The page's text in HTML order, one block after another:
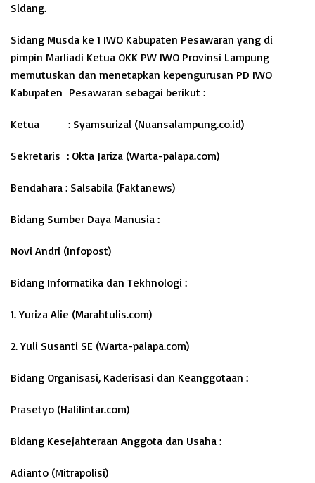
Sidang.
Sidang Musda ke 1 IWO Kabupaten Pesawaran yang di
pimpin Marliadi Ketua OKK PW IWO Provinsi Lampung
memutuskan dan menetapkan kepengurusan PD IWO
Kabupaten Pesawaran sebagai berikut :
Ketua : Syamsurizal (Nuansalampung.co.id)
Sekretaris : Okta Jariza (Warta-palapa.com)
Bendahara : Salsabila (Faktanews)
Bidang Sumber Daya Manusia :
Novi Andri (Infopost)
Bidang Informatika dan Tekhnologi :
1. Yuriza Alie (Marahtulis.com)
2. Yuli Susanti SE (Warta-palapa.com)
Bidang Organisasi, Kaderisasi dan Keanggotaan :
Prasetyo (Halilintar.com)
Bidang Kesejahteraan Anggota dan Usaha :
Adianto (Mitrapolisi)